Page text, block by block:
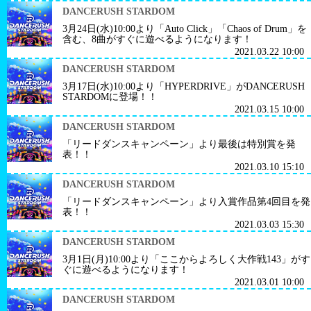
DANCERUSH STARDOM
3月24日(水)10:00より「Auto Click」「Chaos of Drum」を
含む、8曲がすぐに遊べるようになります！
2021.03.22 10:00
DANCERUSH STARDOM
3月17日(水)10:00より「HYPERDRIVE」がDANCERUSH
STARDOMに登場！！
2021.03.15 10:00
DANCERUSH STARDOM
「リードダンスキャンペーン」より最後は特別賞を発
表！！
2021.03.10 15:10
DANCERUSH STARDOM
「リードダンスキャンペーン」より入賞作品第4回目を発
表！！
2021.03.03 15:30
DANCERUSH STARDOM
3月1日(月)10:00より「ここからよろしく大作戦143」がす
ぐに遊べるようになります！
2021.03.01 10:00
DANCERUSH STARDOM